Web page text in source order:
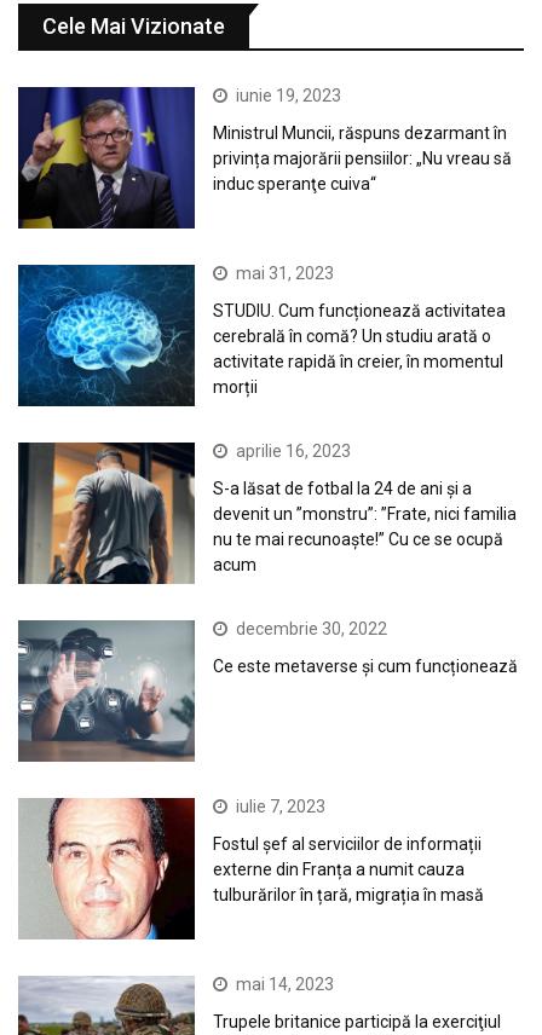
Cele Mai Vizionate
iunie 19, 2023
Ministrul Muncii, răspuns dezarmant în
privința majorării pensiilor: „Nu vreau să
induc speranţe cuiva“
mai 31, 2023
STUDIU. Cum funcționează activitatea
cerebrală în comă? Un studiu arată o
activitate rapidă în creier, în momentul
morții
aprilie 16, 2023
S-a lăsat de fotbal la 24 de ani și a
devenit un ”monstru”: ”Frate, nici familia
nu te mai recunoaște!” Cu ce se ocupă
acum
decembrie 30, 2022
Ce este metaverse și cum funcționează
iulie 7, 2023
Fostul șef al serviciilor de informații
externe din Franța a numit cauza
tulburărilor în țară, migrația în masă
mai 14, 2023
Trupele britanice participă la exerciţiul